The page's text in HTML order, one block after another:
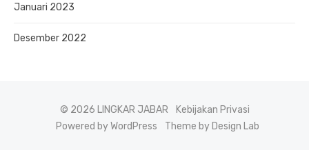
Januari 2023
Desember 2022
© 2026 LINGKAR JABAR
Kebijakan Privasi
Powered by WordPress
Theme by Design Lab